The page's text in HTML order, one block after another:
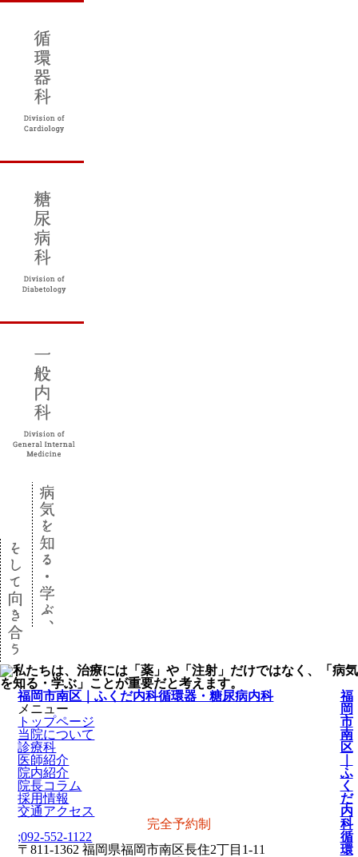
福岡市南区｜ふくだ内科循環器・糖尿病内科
メニュー
トップページ
当院について
診療科
医師紹介
院内紹介
院長コラム
採用情報
交通アクセス
完全予約制
;092-552-1122
〒811-1362 福岡県福岡市南区長住2丁目1-11
福
岡
市
南
区
ふ
く
だ
内
科
循
環